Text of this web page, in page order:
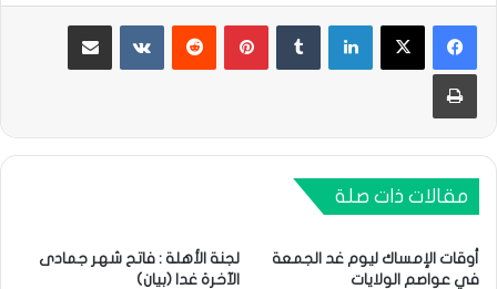
لينكدإن بينتيريست مشاركة عبر البريد
طباعة
مقالات ذات صلة
أوقات الإمساك ليوم غد الجمعة
في عواصم الولايات
لجنة الأهلة : فاتح شهر جمادى
الآخرة غدا (بيان)